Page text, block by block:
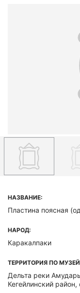
НАЗВАНИЕ:
Пластина поясная
НАРОД:
Каракалпаки
ТЕРРИТОРИЯ ПО
Дельта реки
Кегейлинский